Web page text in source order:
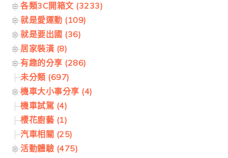
各類3C開箱文 (3233)
就是愛運動 (109)
就是要出國 (36)
居家裝潢 (8)
有趣的分享 (286)
未分類 (697)
機車大小事分享 (4)
機車試駕 (4)
櫻花廚藝 (1)
汽車相關 (25)
活動體驗 (475)